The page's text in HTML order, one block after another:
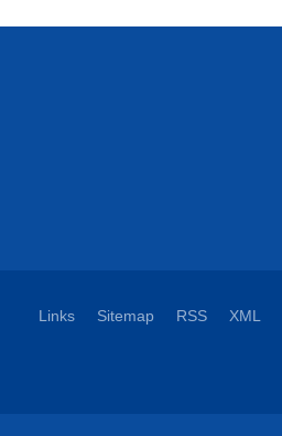
Links Sitemap RSS XML